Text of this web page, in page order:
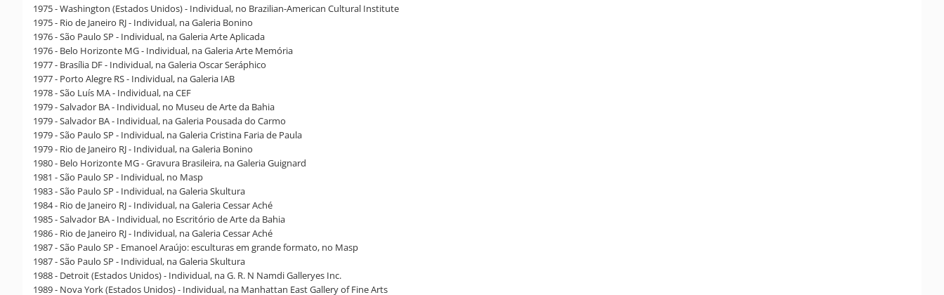
1975 - Washington (Estados Unidos) - Individual, no Brazilian-American Cultural Institute
1975 - Rio de Janeiro RJ - Individual, na Galeria Bonino
1976 - São Paulo SP - Individual, na Galeria Arte Aplicada
1976 - Belo Horizonte MG - Individual, na Galeria Arte Memória
1977 - Brasília DF - Individual, na Galeria Oscar Seráphico
1977 - Porto Alegre RS - Individual, na Galeria IAB
1978 - São Luís MA - Individual, na CEF
1979 - Salvador BA - Individual, no Museu de Arte da Bahia
1979 - Salvador BA - Individual, na Galeria Pousada do Carmo
1979 - São Paulo SP - Individual, na Galeria Cristina Faria de Paula
1979 - Rio de Janeiro RJ - Individual, na Galeria Bonino
1980 - Belo Horizonte MG - Gravura Brasileira, na Galeria Guignard
1981 - São Paulo SP - Individual, no Masp
1983 - São Paulo SP - Individual, na Galeria Skultura
1984 - Rio de Janeiro RJ - Individual, na Galeria Cessar Aché
1985 - Salvador BA - Individual, no Escritório de Arte da Bahia
1986 - Rio de Janeiro RJ - Individual, na Galeria Cessar Aché
1987 - São Paulo SP - Emanoel Araújo: esculturas em grande formato, no Masp
1987 - São Paulo SP - Individual, na Galeria Skultura
1988 - Detroit (Estados Unidos) - Individual, na G. R. N Namdi Galleryes Inc.
1989 - Nova York (Estados Unidos) - Individual, na Manhattan East Gallery of Fine Arts